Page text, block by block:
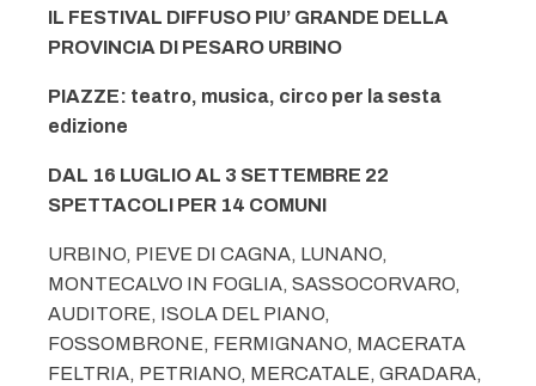
IL FESTIVAL DIFFUSO PIU’ GRANDE DELLA
PROVINCIA DI PESARO URBINO
PIAZZE: teatro, musica, circo per la sesta
edizione
DAL 16 LUGLIO AL 3 SETTEMBRE 22
SPETTACOLI PER 14 COMUNI
URBINO, PIEVE DI CAGNA, LUNANO,
MONTECALVO IN FOGLIA, SASSOCORVARO,
AUDITORE, ISOLA DEL PIANO,
FOSSOMBRONE, FERMIGNANO, MACERATA
FELTRIA, PETRIANO, MERCATALE, GRADARA,